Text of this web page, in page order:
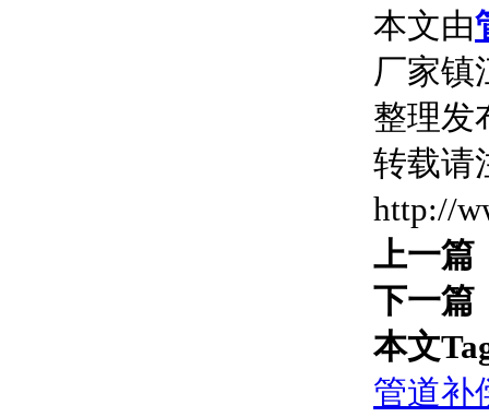
本文由
厂家镇
整理发
转载请
http://
上一篇
下一篇
本文
管道补